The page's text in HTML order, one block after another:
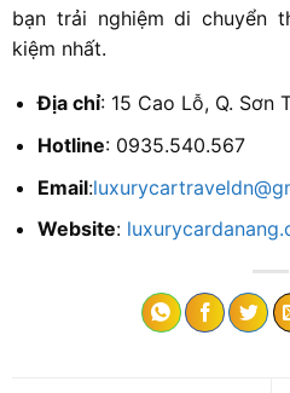
bạn trải nghiệm di chuyển
kiệm nhất.
Địa chỉ: 15 Cao Lỗ, Q. Sơn
Hotline: 0935.540.567
Email:
Website: